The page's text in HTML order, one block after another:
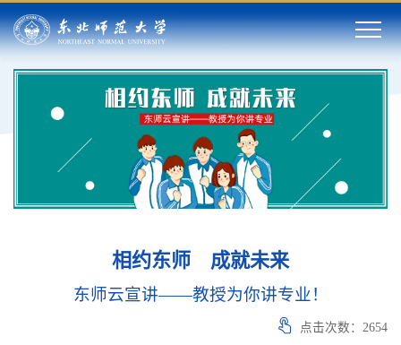
相约东师 成就未来
东师云宣讲——教授为你讲专业！
点击次数： 2654